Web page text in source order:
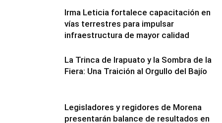
Irma Leticia fortalece capacitación en
vías terrestres para impulsar
infraestructura de mayor calidad
​La Trinca de Irapuato y la Sombra de la
Fiera: Una Traición al Orgullo del Bajío
Legisladores y regidores de Morena
presentarán balance de resultados en